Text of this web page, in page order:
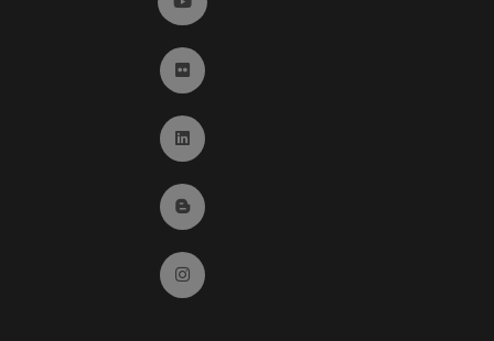
Ir a Flickr (abre en ventana nueva)
Ir a Linkedin (abre en ventana nueva)
Ir al Blog (abre en ventana nueva)
Ir a Instagram (abre en ventana nueva)